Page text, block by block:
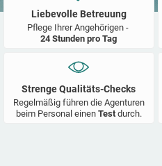
Liebevolle Betreuung
Pflege Ihrer Angehörigen -
24 Stunden pro Tag
Strenge Qualitäts-Checks
Regelmäßig führen die Agenturen
beim Personal einen Test durch.